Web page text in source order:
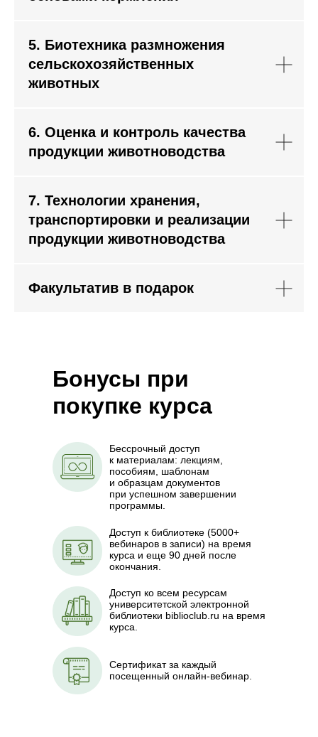
5. Биотехника размножения
сельскохозяйственных
животных
6. Оценка и контроль качества
продукции животноводства
7. Технологии хранения,
транспортировки и реализации
продукции животноводства
Факультатив в подарок
Бонусы при
покупке курса
Бессрочный доступ
к материалам: лекциям,
пособиям, шаблонам
и образцам документов
при успешном завершении
программы.
Доступ ко всем ресурсам
университетской электронной
библиотеки biblioclub.ru на время
курса.
Доступ к библиотеке (5000+
вебинаров в записи) на время
курса и еще 90 дней после
окончания.
Сертификат за каждый
посещенный онлайн-вебинар.